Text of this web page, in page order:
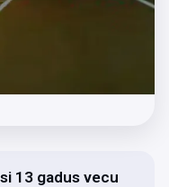
13 gadus vecu